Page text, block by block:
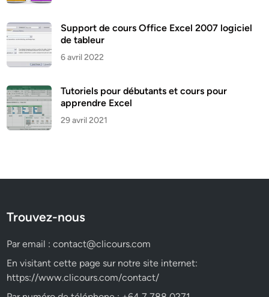
Support de cours Office Excel 2007 logiciel
de tableur
6 avril 2022
Tutoriels pour débutants et cours pour
apprendre Excel
29 avril 2021
Trouvez-nous
Par email :contact@clicours.com
En visitant cette page sur notre site internet:
https://www.clicours.com/contact/